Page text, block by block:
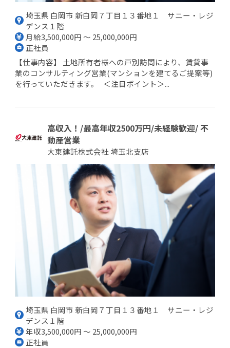
埼玉県 白岡市 新白岡７丁目１３番地１ サニー・レジ
デンス１階
月給3,500,000円 ～ 25,000,000円
正社員
【仕事内容】 土地所有者様への戸別訪問により、賃貸事
業のコンサルティング営業(マンションを建てるご提案等)
を行っていただきます。 ＜注目ポイント＞...
高収入！/最高年収2500万円/未経験歓迎/ 不
動産営業
大東建託株式会社 埼玉北支店
埼玉県 白岡市 新白岡７丁目１３番地１ サニー・レジ
デンス１階
年収3,500,000円 ～ 25,000,000円
正社員